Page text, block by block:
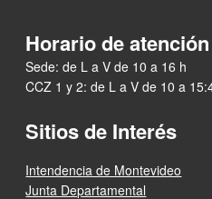
Horario de atención
Sede: de L a V de 10 a 16 h
CCZ 1 y 2: de L a V de 10 a
Sitios de Interés
Intendencia de Montevideo
Junta Departamental